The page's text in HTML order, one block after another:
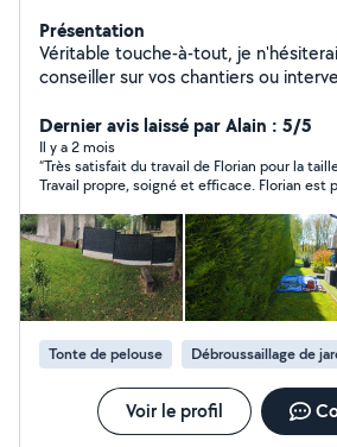
Présentation
Véritable touche-à-tout, je
conseiller sur vos chantiers ou
Mon objectif est de proposer des
[éco]nomiques/logiques, afin de rendre vos
environnements plus agréables. Je réponds à toute
demande sans exception, le plus
mais toujours sans précipitation. Mes champs de
compétences : - Entretien, montage de VMC - Entretien
paysager, aménagement du jardin, - Installation filtre à
eau sur/sous évier - Montage de meubles,
aménagement complet - Dépannage et réparation
électroménager, électronique ️ - Nettoyage,
débouchage et vérification gouttières -
panneaux solaires - Conseil multi-domaines La liste est
non exhaustive, n'hésitez pas à me
vos envies, idées ou
Dernier avis laissé par Alain : 5/5
Il y a 2 mois
“Très satisfait du travail de Florian pour la
Travail propre, soigné et efficace. Florian est
passage. Je recommande sans hésitation !”
Tonte de pelouse Débroussaillage de
Voir le profil